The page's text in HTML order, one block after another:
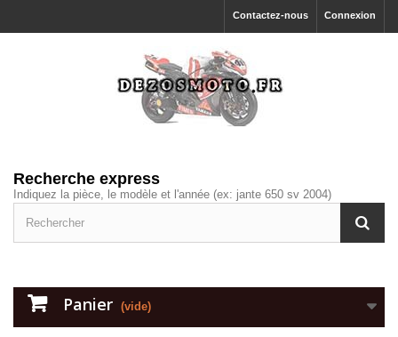
Connexion
Contactez-nous
Recherche express
Indiquez la pièce, le modèle et l'année (ex: jante 650 sv 2004)
Panier (vide)